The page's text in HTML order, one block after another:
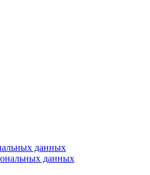
данных
данных